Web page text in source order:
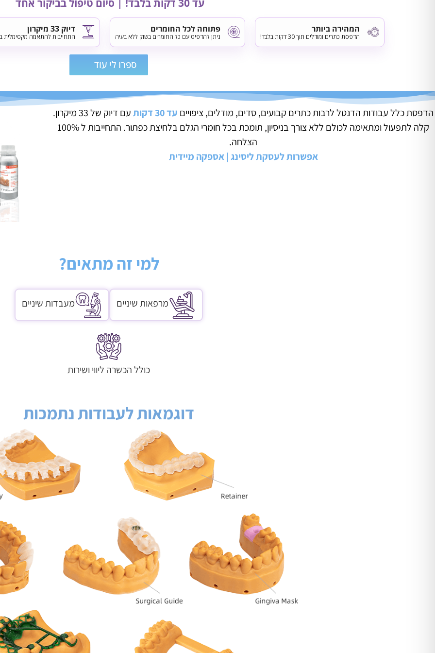
עד 30 דקות בלבד! | סיום טיפול בביקור אחד
המהירה ביותר
הדפסת כתרים ומודלים תוך 30 דקות בלבד!
פתוחה לכל החומרים
ניתן להדפיס עם כל החומרים בשוק ללא בעיה
דיוק 33 מיקרון
התחייבות להתאמה מקסימלית
ספרו לי עוד
הדפסת כלל עבודות הדנטל לרבות כתרים קבועים, סדים, מודלים, ציפויים עד30 דקות
עם דיוק של 33 מיקרון.
קלה לתפעול ומתאימה לכולם ללא צורך בניסיון, תומכת בכל חומרי הגלם בלחיצת כפתור. התחייבות ל 100%
הצלחה.
אפשרות לעסקת ליסינג | אספקה מיידית
למי זה מתאים?
מרפאות שיניים מעבדות שיניים
כולל הכשרה ליווי ושירות
דוגמאות לעבודות נתמכות